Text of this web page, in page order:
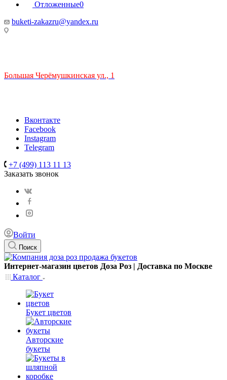
Отложенные0
buketi-zakazru@yandex.ru
Большая Черёмушкинская ул., 1
Вконтакте
Facebook
Instagram
Telegram
+7 (499) 113 11 13
Заказать звонок
Войти
Поиск
Интернет-магазин цветов Доза Роз | Доставка по Москве
Каталог
Букет цветов
Авторские
букеты